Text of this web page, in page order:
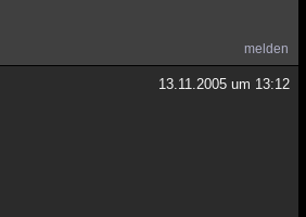
melden
13.11.2005 um 13:12